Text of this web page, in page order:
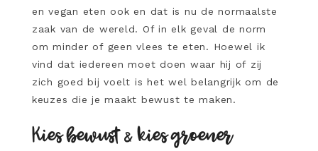
en vegan eten ook en dat is nu de normaalste
zaak van de wereld. Of in elk geval de norm
om minder of geen vlees te eten. Hoewel ik
vind dat iedereen moet doen waar hij of zij
zich goed bij voelt is het wel belangrijk om de
keuzes die je maakt bewust te maken.
Kies bewust & kies groener